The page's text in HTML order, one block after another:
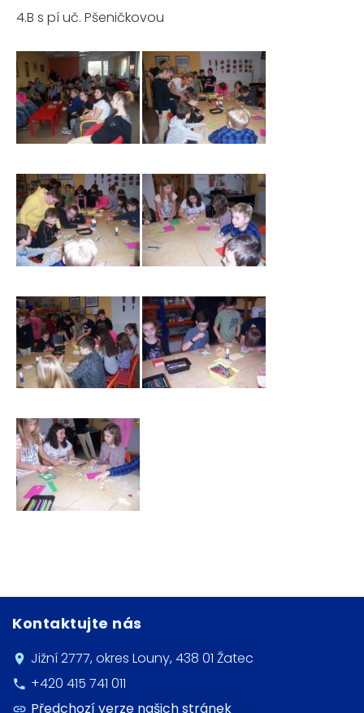
4.B s pí uč. Pšeničkovou
Kontaktujte nás
Jižní 2777, okres Louny, 438 01 Žatec
+420 415 741 011
Předchozí verze našich stránek